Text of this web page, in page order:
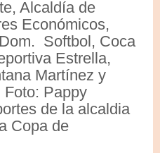
Alcaldía de
Económicos,
Softbol, Coca
Estrella,
Martínez y
Pappy
de la alcaldia
Copa de